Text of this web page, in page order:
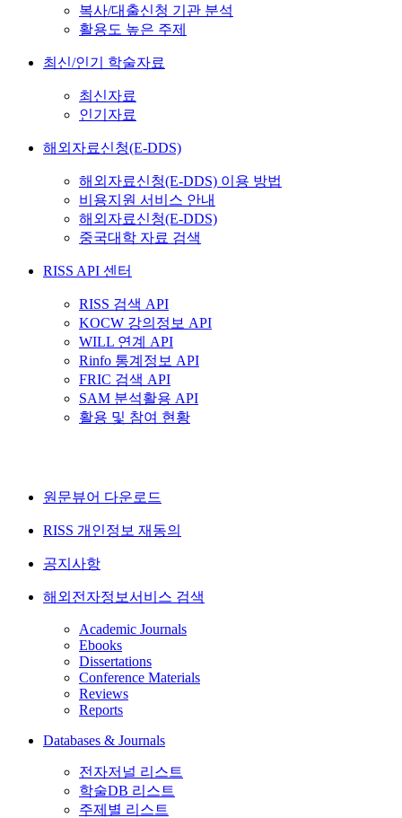
복사/대출신청 기관 분석
활용도 높은 주제
최신/인기 학술자료
최신자료
인기자료
해외자료신청(E-DDS)
해외자료신청(E-DDS) 이용 방법
비용지원 서비스 안내
해외자료신청(E-DDS)
중국대학 자료 검색
RISS API 센터
RISS 검색 API
KOCW 강의정보 API
WILL 연계 API
Rinfo 통계정보 API
FRIC 검색 API
SAM 분석활용 API
활용 및 참여 현황
원문뷰어 다운로드
RISS 개인정보 재동의
공지사항
해외전자정보서비스 검색
Academic Journals
Ebooks
Dissertations
Conference Materials
Reviews
Reports
Databases & Journals
전자저널 리스트
학술DB 리스트
주제별 리스트